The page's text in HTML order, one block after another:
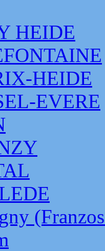
HEIDE
HEIDE
EVERE